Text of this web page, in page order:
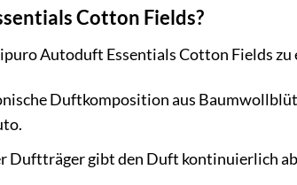
Cotton Fields?
Autoduft Essentials Cotton Fields zu
Duftkomposition aus
Duftträger gibt den Duft kontinuierlich